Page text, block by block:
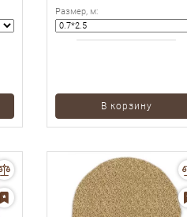
Размер, м:
В корзину